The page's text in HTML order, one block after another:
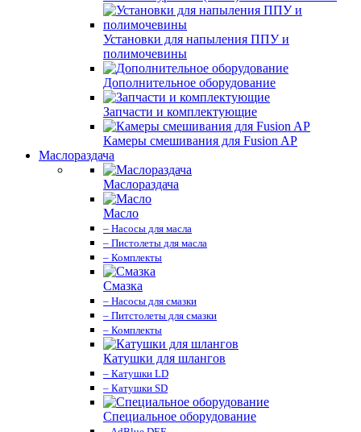
Установки для напыления ППУ и
полимочевины
Дополнительное оборудование
Запчасти и комплектующие
Камеры смешивания для Fusion AP
Маслораздача
Маслораздача
Масло
– Насосы для масла
– Пистолеты для масла
– Комплекты
Смазка
– Насосы для смазки
– Питстолеты для смазки
– Комплекты
Катушки для шлангов
– Катушки LD
– Катушки SD
Специальное оборудование